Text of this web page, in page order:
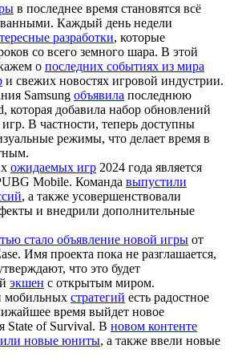
в последнее время становятся всё
Каждый день недели
разработки, которые
со всего земного шара. В этой
о последних событиях из мира
и свежих новостях игровой индустрии.
Samsung объявила последнюю
которая добавила набор обновлений
В частности, теперь доступны
режимы, что делает время в
ожидаемых игр 2024 года является
Mobile. Команда выпустили
, а также усовершенствовали
и внедрили дополнительные
стало объявление новой игры от
Имя проекта пока не разглашается,
что это будет
экшен с открытым миром.
мобильных стратегий есть радостное
время выйдет новое
State of Survival. В новом контенте
новые юниты, а также ввели новые